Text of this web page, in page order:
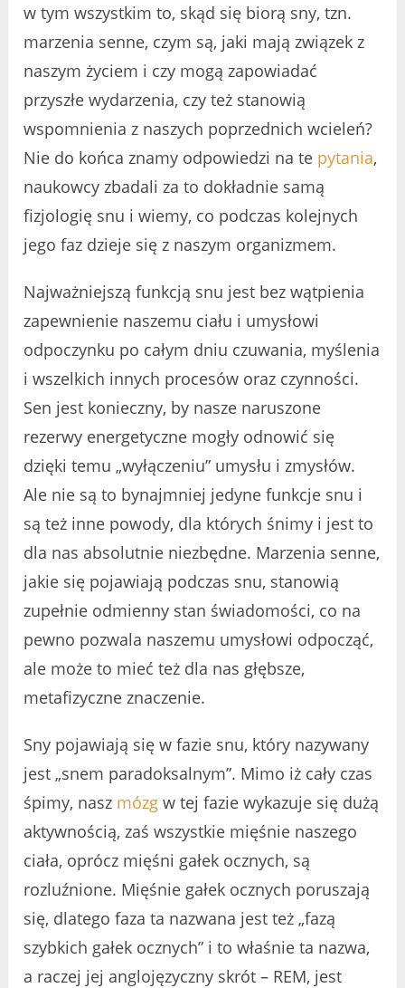
w tym wszystkim to, skąd się biorą sny, tzn.
marzenia senne, czym są, jaki mają związek z
naszym życiem i czy mogą zapowiadać
przyszłe wydarzenia, czy też stanowią
wspomnienia z naszych poprzednich wcieleń?
Nie do końca znamy odpowiedzi na te pytania,
naukowcy zbadali za to dokładnie samą
fizjologię snu i wiemy, co podczas kolejnych
jego faz dzieje się z naszym organizmem.
Najważniejszą funkcją snu jest bez wątpienia
zapewnienie naszemu ciału i umysłowi
odpoczynku po całym dniu czuwania, myślenia
i wszelkich innych procesów oraz czynności.
Sen jest konieczny, by nasze naruszone
rezerwy energetyczne mogły odnowić się
dzięki temu „wyłączeniu” umysłu i zmysłów.
Ale nie są to bynajmniej jedyne funkcje snu i
są też inne powody, dla których śnimy i jest to
dla nas absolutnie niezbędne. Marzenia senne,
jakie się pojawiają podczas snu, stanowią
zupełnie odmienny stan świadomości, co na
pewno pozwala naszemu umysłowi odpocząć,
ale może to mieć też dla nas głębsze,
metafizyczne znaczenie.
Sny pojawiają się w fazie snu, który nazywany
jest „snem paradoksalnym”. Mimo iż cały czas
śpimy, nasz mózg w tej fazie wykazuje się dużą
aktywnością, zaś wszystkie mięśnie naszego
ciała, oprócz mięśni gałek ocznych, są
rozluźnione. Mięśnie gałek ocznych poruszają
się, dlatego faza ta nazwana jest też „fazą
szybkich gałek ocznych” i to właśnie ta nazwa,
a raczej jej anglojęzyczny skrót – REM, jest